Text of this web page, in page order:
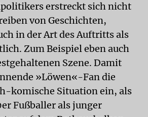
erstreckt sich nicht
von Geschichten,
in der Art des Auftritts als
Zum Beispiel eben auch
Szene. Damit
»Löwen«-Fan die
komische Situation ein, als
Fußballer als junger